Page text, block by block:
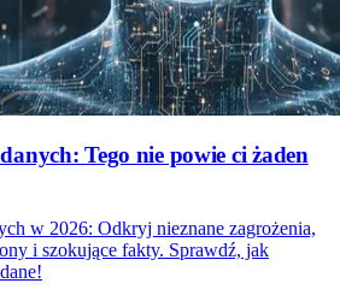
Tego nie powie ci żaden
w 2026: Odkryj nieznane zagrożenia,
i szokujące fakty. Sprawdź, jak